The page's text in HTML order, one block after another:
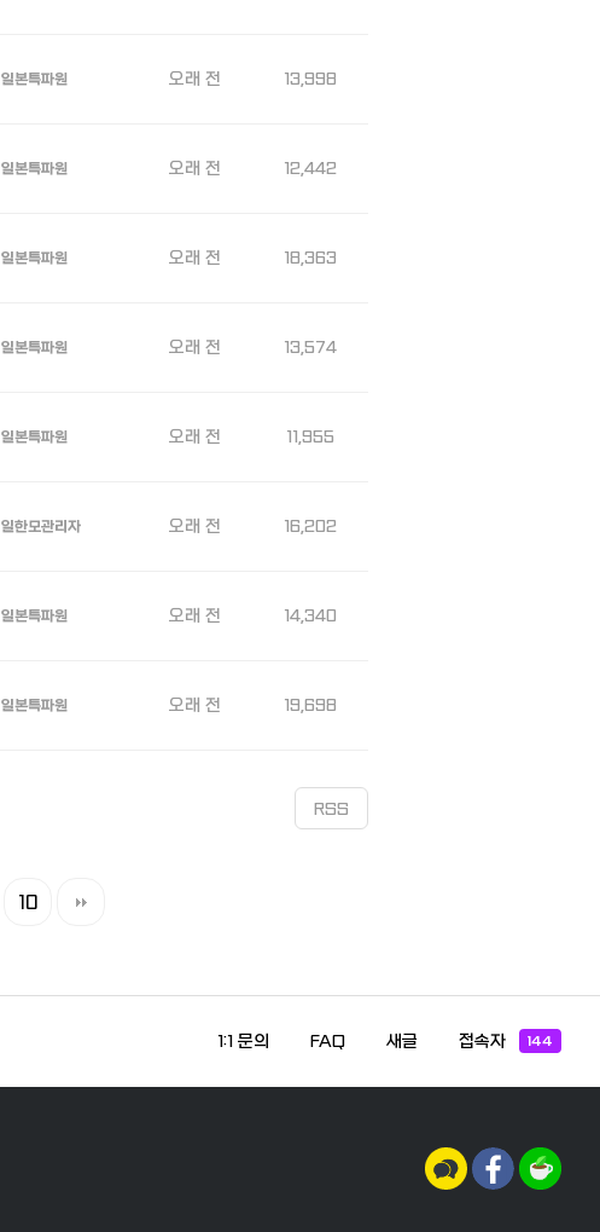
일본특파원 오래 전 13,998
일본특파원 오래 전 12,442
일본특파원 오래 전 18,363
일본특파원 오래 전 13,574
일본특파원 오래 전 11,955
일한모관리자 오래 전 16,202
일본특파원 오래 전 14,340
일본특파원 오래 전 19,698
RSS
10
1:1 문의 FAQ 새글 접속자 144